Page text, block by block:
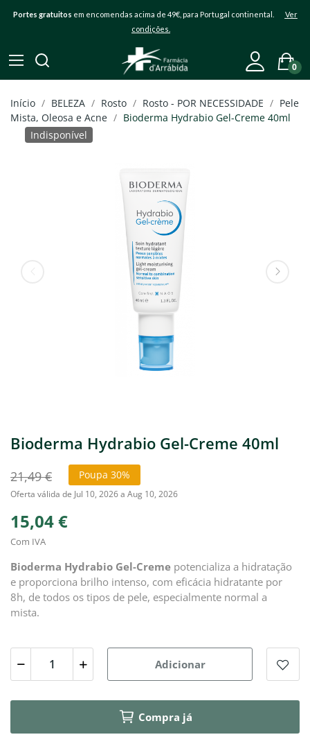
Portes gratuitos em encomendas acima de 49€, para Portugal continental. Ver
condições.
0
Início BELEZA Rosto Rosto - POR NECESSIDADE
Pele
Mista, Oleosa e Acne
Bioderma Hydrabio Gel-Creme 40ml
Indisponível
Bioderma Hydrabio Gel-Creme 40ml
21,49 € Poupa 30%
Oferta válida de Jul 10, 2026 a Aug 10, 2026
15,04 €
Com IVA
Bioderma Hydrabio Gel-Creme potencializa a hidratação
e proporciona brilho intenso, com eficácia hidratante por
8h, de todos os tipos de pele, especialmente normal a
mista.
Adicionar
Compra já